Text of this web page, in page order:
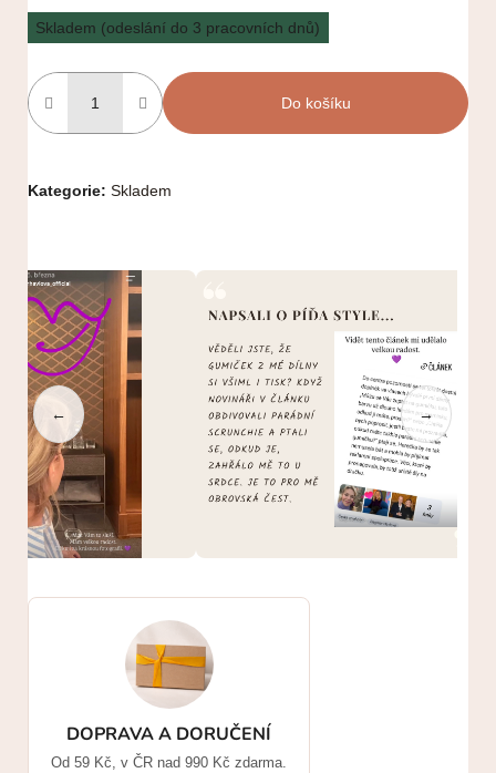
Měrná
cena:
Skladem (odeslání do 3 pracovních dnů)
Do košíku
Kategorie: Skladem
← →
DOPRAVA A DORUČENÍ
Od 59 Kč, v ČR nad 990 Kč zdarma.